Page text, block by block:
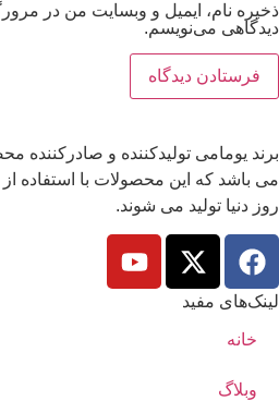
ذخیره نام، ایمیل و وبسایت من در
دیدگاهی می‌نویسم.
برند یومامی تولیدکننده و صادرکننده
می باشد که این محصولات با استفاده
روز دنیا تولید می شوند.
لینک‌های مفید
خانه
وبلاگ